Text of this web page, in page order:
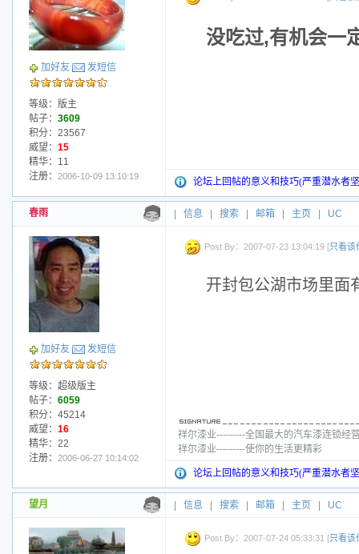
加好友 发短信
等级：版主
帖子： 3609
积分：23567
威望： 15
精华：11
注册： 2006-10-09 13:10:19
没吃过,有机会一
论坛上回帖的意义和技巧(严重潜水者
春雨 信息 搜索 邮箱 主页 UC
加好友 发短信
等级：超级版主
帖子： 6059
积分：45214
威望： 16
精华：22
注册： 2006-06-27 10:14:02
Post By：2007-07-23 13:04:19 [只看该
开封包公湖市场里面
祥尔漆业---------全国最大的汽车漆连锁经
祥尔漆业---------使你的生活更精彩
论坛上回帖的意义和技巧(严重潜水者
望月 信息 搜索 邮箱 主页 UC
Post By：2007-07-24 05:33:31 [只看该